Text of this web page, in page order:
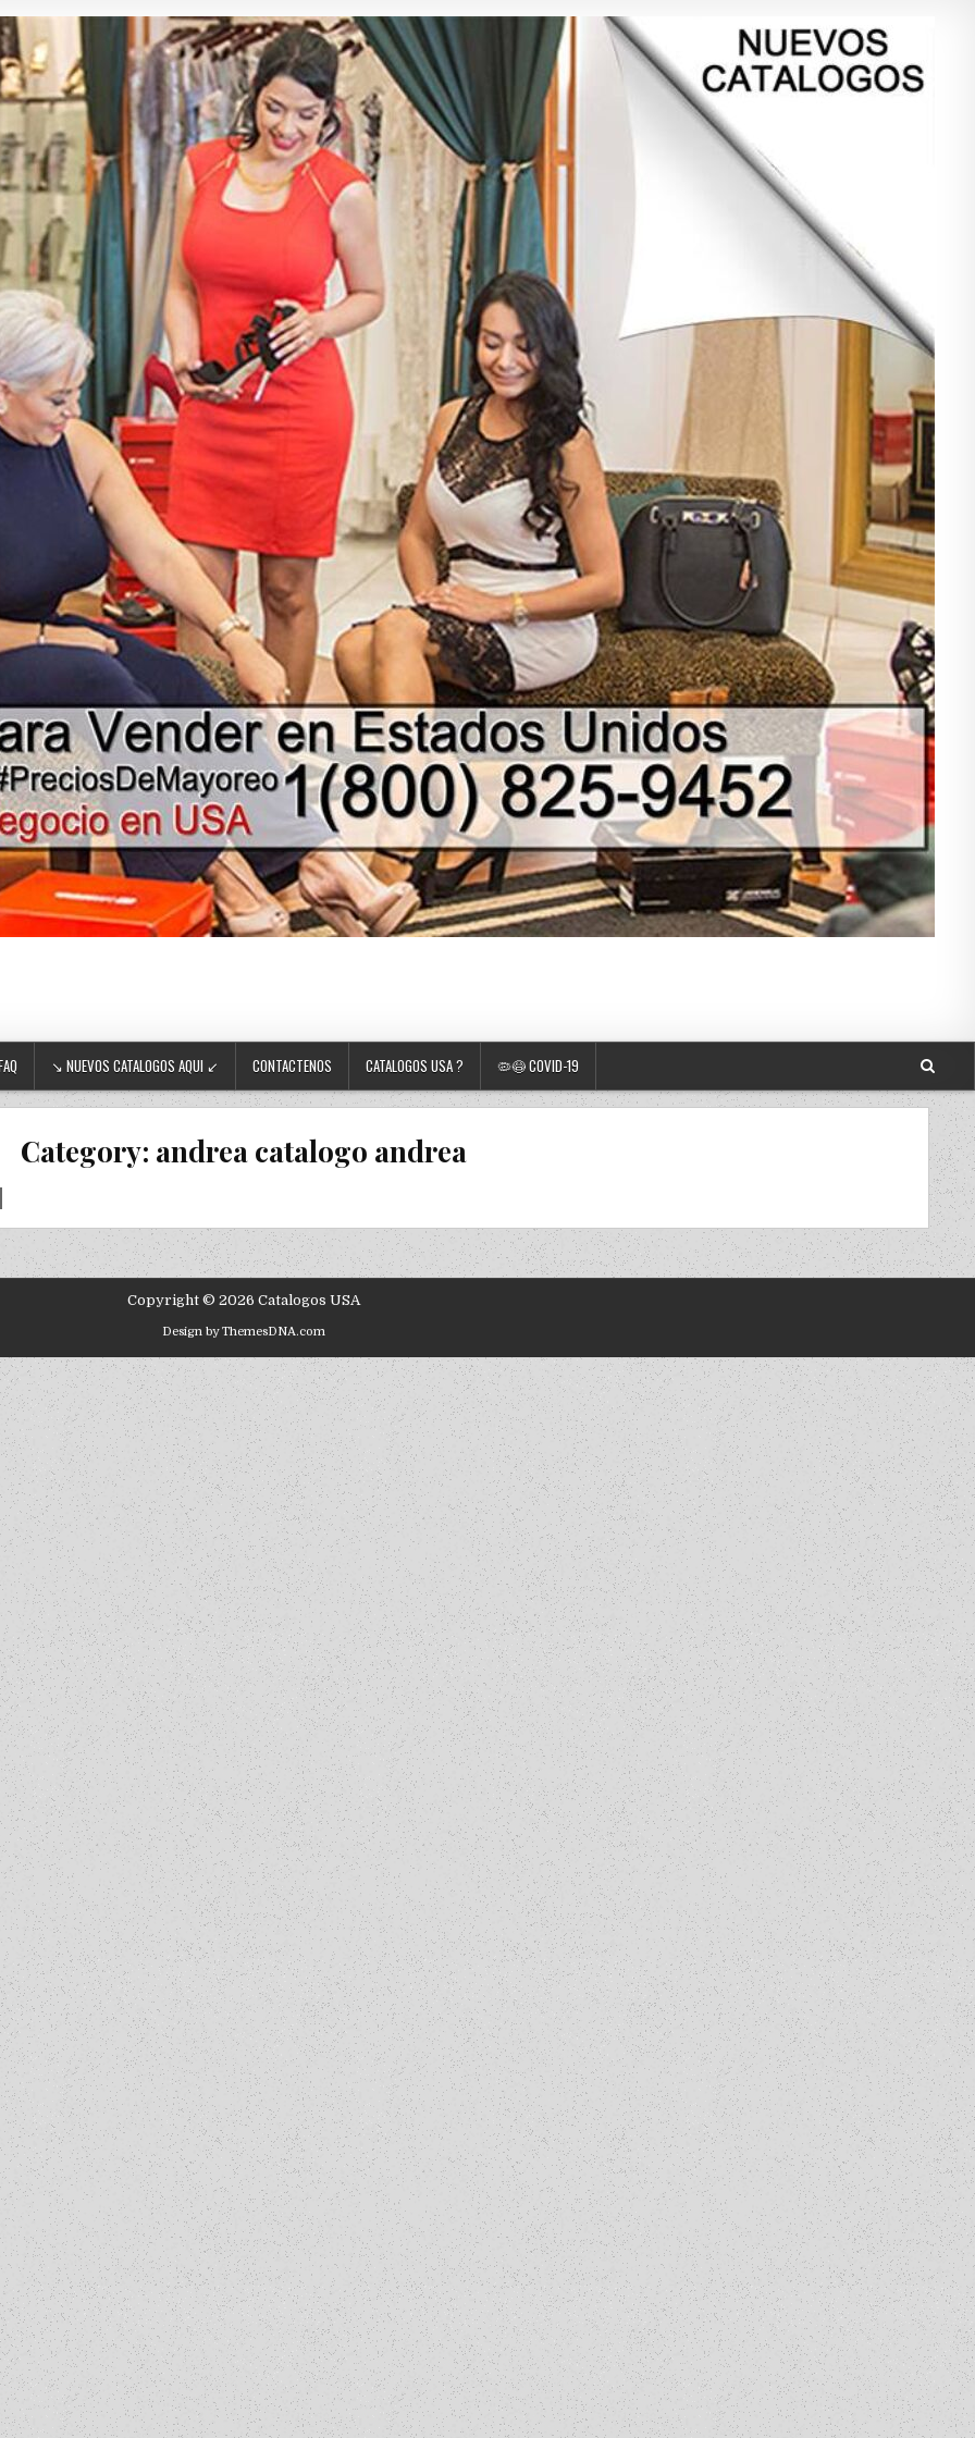
↘ NUEVOS CATALOGOS AQUI ↙ CONTACTENOS CATALOGOS USA ? 🦠😷 COVID-19
Category: andrea catalogo andrea
Copyright © 2026 Catalogos USA
Design by ThemesDNA.com